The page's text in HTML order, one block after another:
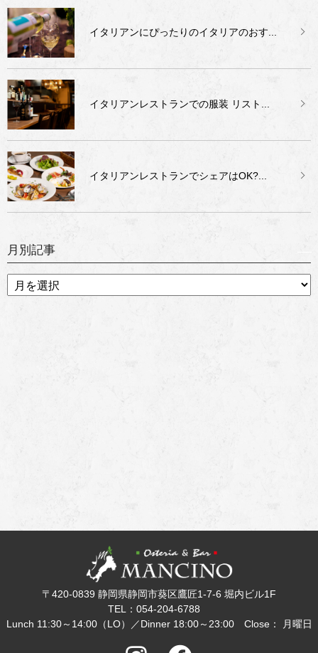
イタリアンにぴったりのイタリアのおす...
イタリアンレストランでの服装 リスト...
イタリアンレストランでシェアはOK?...
月別記事
〒420-0839 静岡県静岡市葵区鷹匠1-7-6 堀内ビル1F
TEL：054-204-6788
Lunch 11:30～14:00（LO）／Dinner 18:00～23:00 Close： 月曜日